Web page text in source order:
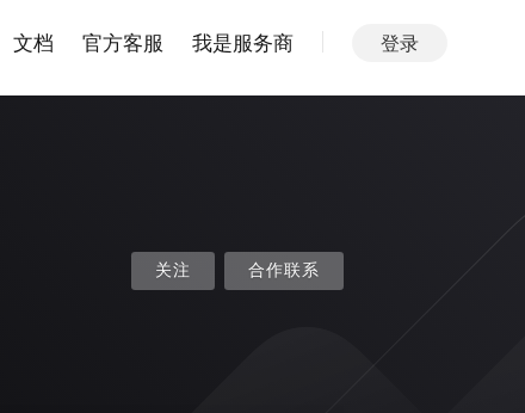
文档 官方客服 我是服务商 登录
关注 合作联系